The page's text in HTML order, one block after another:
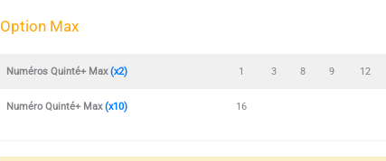
Option Max
Numéros Quinté+ Max(x2) 1 3 8 9 12
Numéro Quinté+ Max(x10) 16